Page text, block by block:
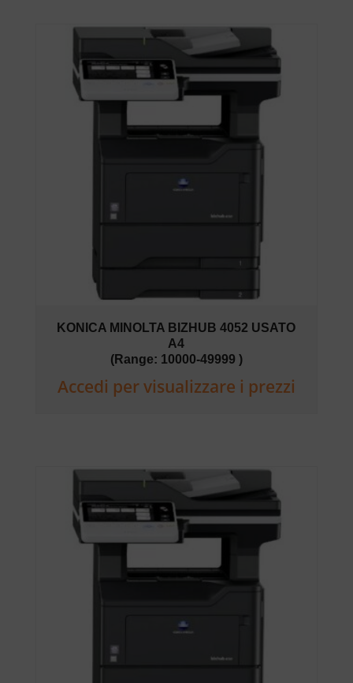
KONICA MINOLTA BIZHUB 4052 USATO
A4
(Range: 10000-49999 )
Accedi per visualizzare i prezzi